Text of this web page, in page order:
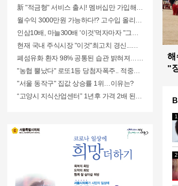
新 "적금형" 서비스 출시! 멤버십만 가입해도 "최신가전
월수익 3000만원 가능하다!? 고수입 올리는 이 "자격
인삼10배, 마늘300배 '이것'먹자마자 "그곳" 땅땅해져..헉!
현재 국내 주식시장 "이것"최고치 경신...당장 매수해라!!
폐섬유화 환자 98% 공통된 습관 밝혀져…충격
"농협 뿔났다" 로또1등 당첨자폭주.. 적중률87%
"서울 동작구" 집값 상승률 1위…이유는?
“고양시 지식산업센터” 1년후 가격 2배 된다..이유는?
해
"
1
2